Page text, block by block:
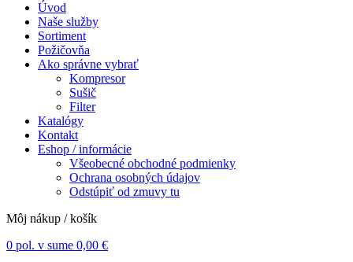
Úvod
Naše služby
Sortiment
Požičovňa
Ako správne vybrať
Kompresor
Sušič
Filter
Katalógy
Kontakt
Eshop / informácie
Všeobecné obchodné podmienky
Ochrana osobných údajov
Odstúpiť od zmuvy tu
Môj nákup / košík
0 pol. v sume 0,00 €